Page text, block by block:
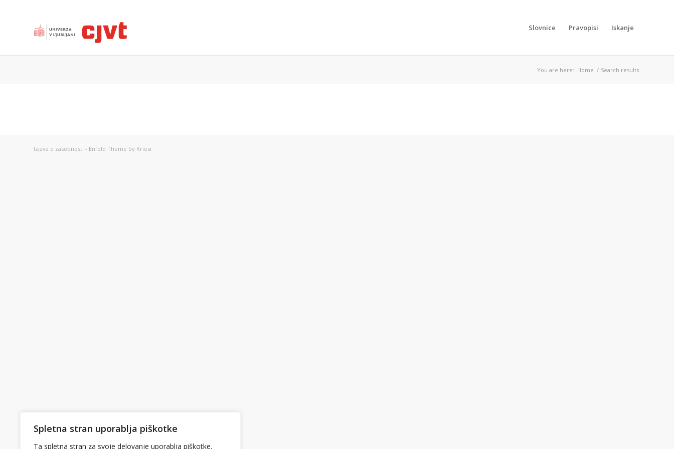
Spletna stran uporablja piškotke
Ta spletna stran za svoje delovanje uporablja piškotke.
Slovnice Pravopisi Iskanje
You are here: Home / Search results
Izjava o zasebnosti - Enfold Theme by Kriesi